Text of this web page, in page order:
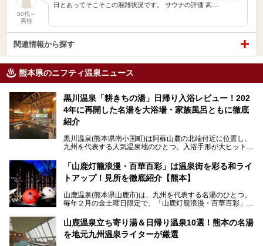
50代～
男性
日とあってそこそこの混雑状況です。 サウナの評価 高…
関連情報から探す
熊本県のニフティ温泉ニュース
黒川温泉「耕きちの湯」日帰り入浴レビュー！202
4年に再開した名湯を大浴場・家族風呂ともに徹底
紹介
黒川温泉(熊本県南小国町)は阿蘇山麓の北端付近に位置し、
九州を代表する人気温泉地のひとつ。入浴手形が大ヒット
す。
中でも「耕きち(こうきち)の湯」は露天風呂を持たないもの
り一度廃業しましたが、2024年10月に営業再開。数多くの
温泉ファンに注目される名湯です。
今回は再開した耕きちの湯を訪問し、全浴室(男女別大浴
「山鹿灯籠浪漫・百華百彩」は温泉街を彩る和ライ
トアップ！見所を徹底紹介【熊本】
山鹿温泉(熊本県山鹿市)は、九州を代表する名湯のひとつ。
毎年２月の金土曜日限定で、「山鹿灯籠浪漫・百華百彩」
ます。和傘や竹、ろうそくなどを用いて、和情緒たっぷりの
ライトアップが無料で楽しめます。
山鹿温泉立ち寄り湯＆日帰り温泉10選！熊本の名湯
を地元九州温泉ライターが厳選